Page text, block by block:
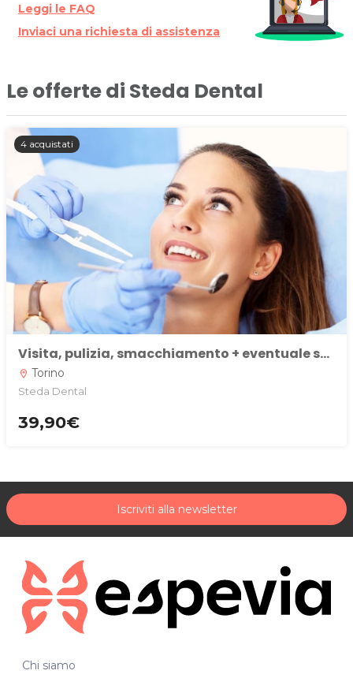
Leggi le FAQ
Inviaci una richiesta di assistenza
Le offerte di Steda Dental
4 acquistati
Visita, pulizia, smacchiamento + eventuale sbiancamento, estrazione o otturazione da Steda Dental a Torino
location_on Torino
Steda Dental
39,90€
Iscriviti alla newsletter
Chi siamo